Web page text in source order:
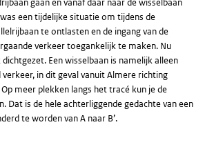
gaan en vanaf daar naar de wisselbaan
een tijdelijke situatie om tijdens de
te ontlasten en de ingang van de
verkeer toegankelijk te maken. Nu
Een wisselbaan is namelijk alleen
in dit geval vanuit Almere richting
meer plekken langs het tracé kun je de
Dat is de hele achterliggende gedachte van een
te worden van A naar B’.